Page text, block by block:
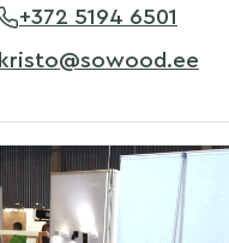
+372 5194 6501
kristo@sowood.ee